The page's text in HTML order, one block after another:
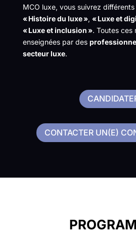
MCO luxe, vous suivrez
« Histoire du luxe », « Luxe et
« Luxe et inclusion ». Toutes ces
enseignées par des
secteur luxe.
CONTACTER UN(E)